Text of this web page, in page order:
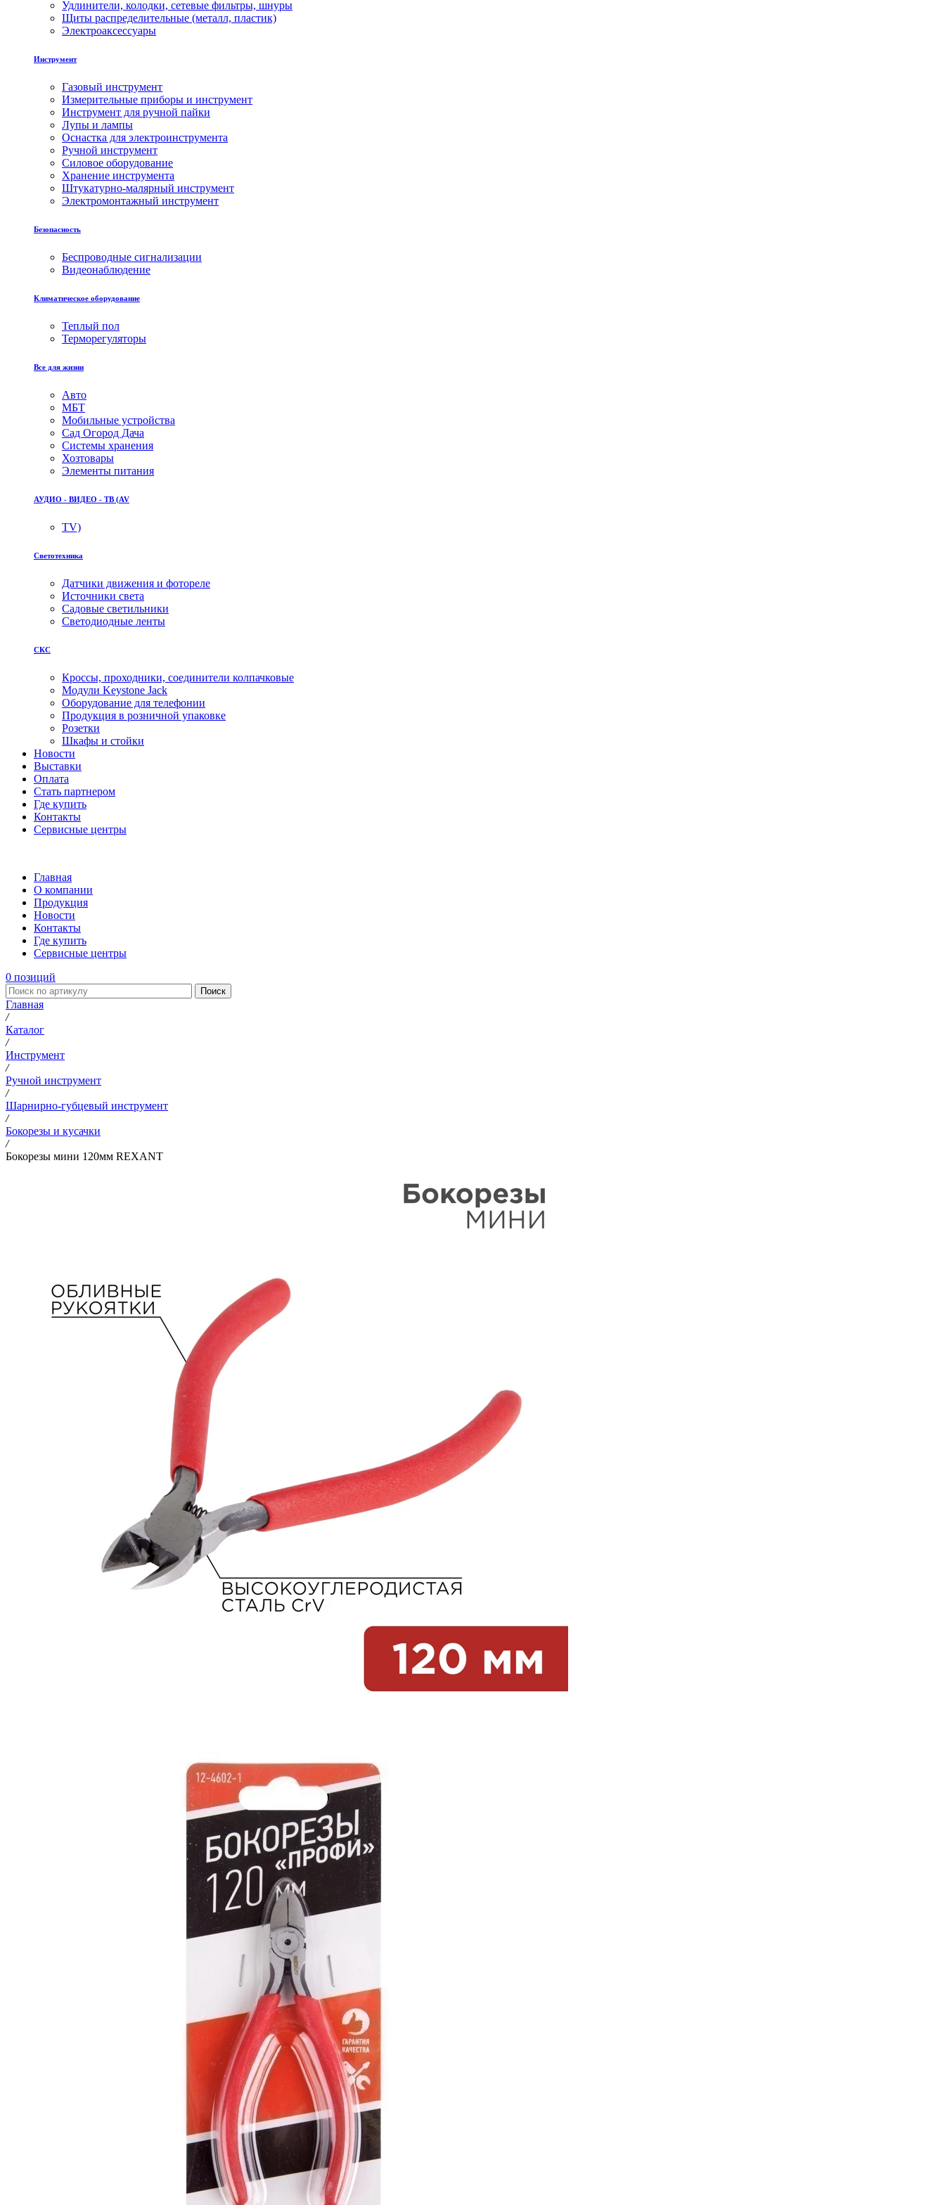
Удлинители, колодки, сетевые фильтры, шнуры
Щиты распределительные (металл, пластик)
Электроаксессуары
Инструмент
Газовый инструмент
Измерительные приборы и инструмент
Инструмент для ручной пайки
Лупы и лампы
Оснастка для электроинструмента
Ручной инструмент
Силовое оборудование
Хранение инструмента
Штукатурно-малярный инструмент
Электромонтажный инструмент
Безопасность
Беспроводные сигнализации
Видеонаблюдение
Климатическое оборудование
Теплый пол
Терморегуляторы
Все для жизни
Авто
МБТ
Мобильные устройства
Сад Огород Дача
Системы хранения
Хозтовары
Элементы питания
АУДИО - ВИДЕО - ТВ (AV
TV)
Светотехника
Датчики движения и фотореле
Источники света
Садовые светильники
Светодиодные ленты
СКС
Кроссы, проходники, соединители колпачковые
Модули Keystone Jack
Оборудование для телефонии
Продукция в розничной упаковке
Розетки
Шкафы и стойки
Новости
Выставки
Оплата
Стать партнером
Где купить
Контакты
Сервисные центры
Главная
О компании
Продукция
Новости
Контакты
Где купить
Сервисные центры
0 позиций
Поиск
Главная
/
Каталог
/
Инструмент
/
Ручной инструмент
/
Шарнирно-губцевый инструмент
/
Бокорезы и кусачки
/
Бокорезы мини 120мм REXANT